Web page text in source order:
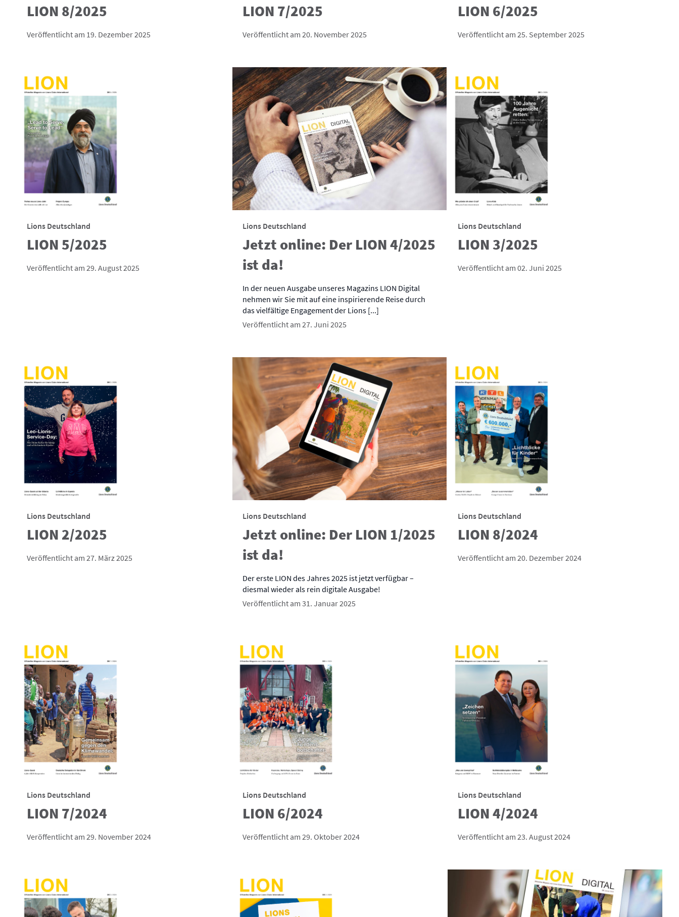
LION 8/2025
Veröffentlicht am 19. Dezember 2025
LION 7/2025
Veröffentlicht am 20. November 2025
LION 6/2025
Veröffentlicht am 25. September 2025
Lions Deutschland
LION 5/2025
Veröffentlicht am 29. August 2025
Lions Deutschland
Jetzt online: Der LION 4/2025
ist da!
In der neuen Ausgabe unseres Magazins LION Digital
nehmen wir Sie mit auf eine inspirierende Reise durch
das vielfältige Engagement der Lions [...]
Veröffentlicht am 27. Juni 2025
Lions Deutschland
LION 3/2025
Veröffentlicht am 02. Juni 2025
Lions Deutschland
LION 2/2025
Veröffentlicht am 27. März 2025
Lions Deutschland
Jetzt online: Der LION 1/2025
ist da!
Der erste LION des Jahres 2025 ist jetzt verfügbar –
diesmal wieder als rein digitale Ausgabe!
Veröffentlicht am 31. Januar 2025
Lions Deutschland
LION 8/2024
Veröffentlicht am 20. Dezember 2024
Lions Deutschland
LION 7/2024
Veröffentlicht am 29. November 2024
Lions Deutschland
LION 6/2024
Veröffentlicht am 29. Oktober 2024
Lions Deutschland
LION 4/2024
Veröffentlicht am 23. August 2024